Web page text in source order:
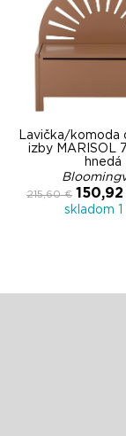
Lavička/komoda
izby MARISOL
hnedá
215,60 €
skladom